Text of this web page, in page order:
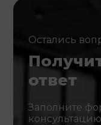
Остались
ответ
Заполните
консультацию